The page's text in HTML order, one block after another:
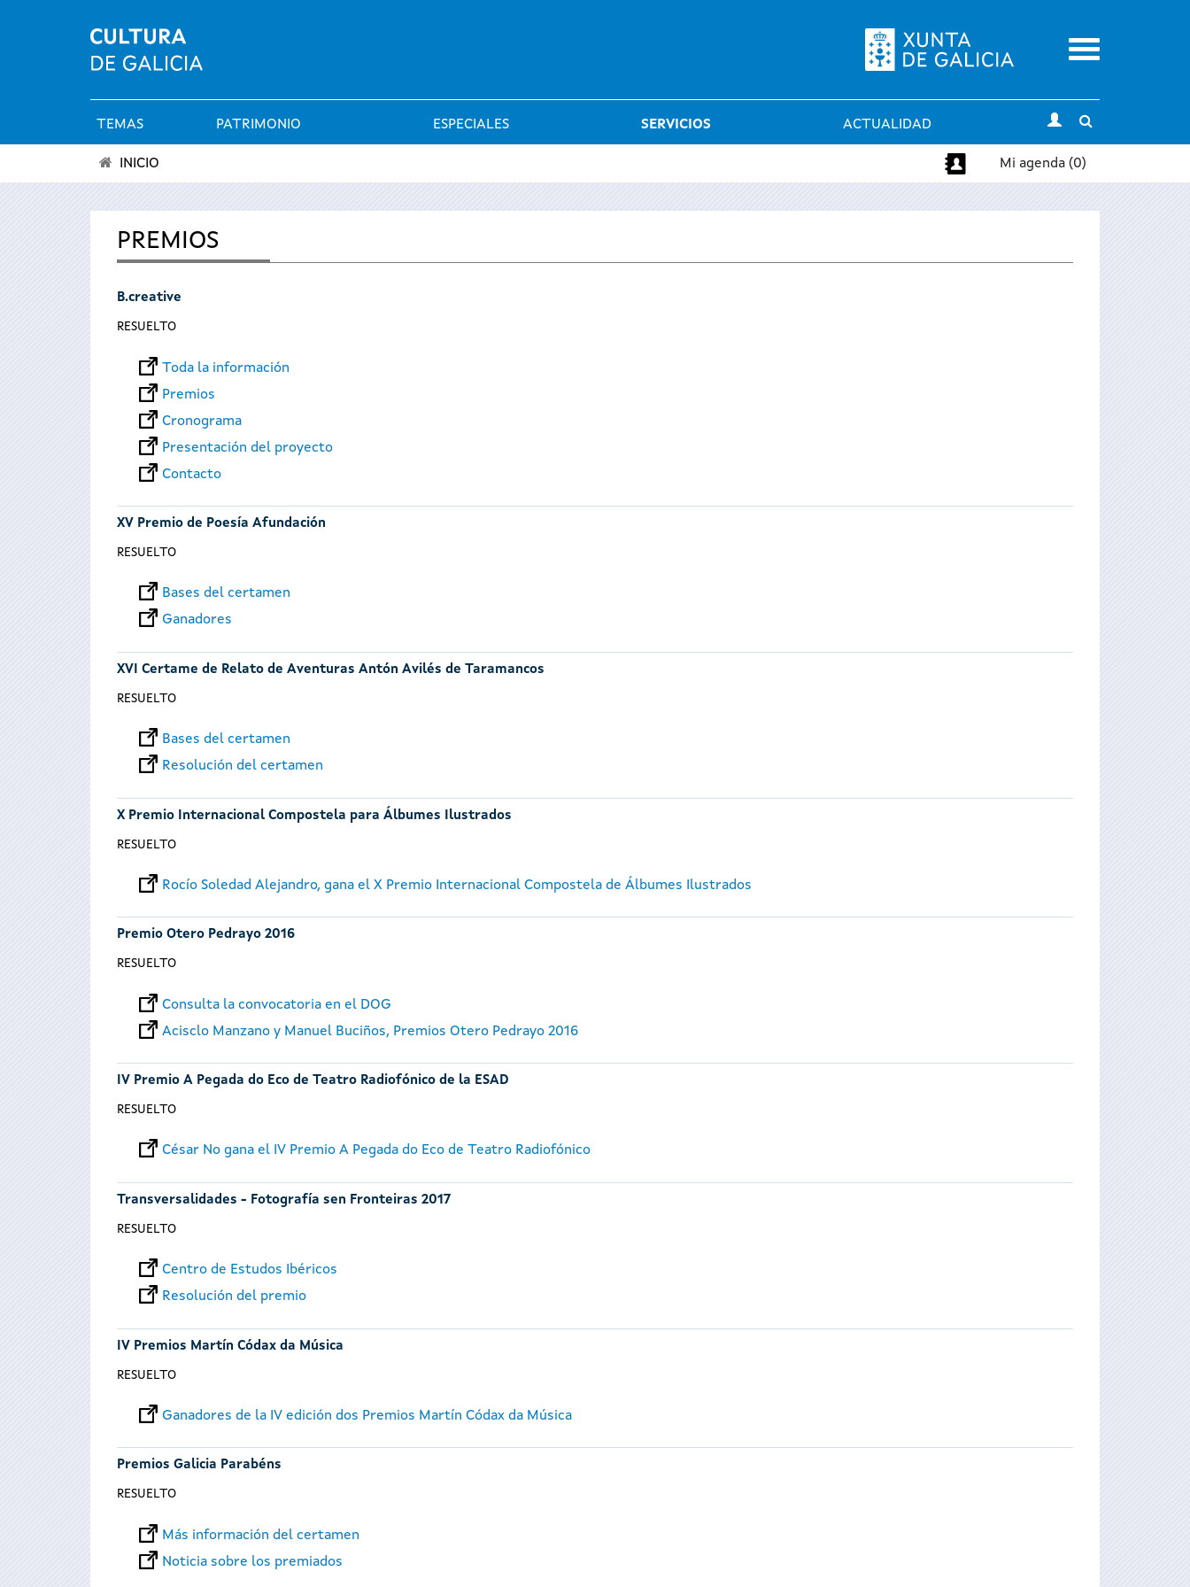
Menu
Menú
principal
TEMAS PATRIMONIO ESPECIALES SERVICIOS ACTUALIDAD
search
encuentra
aquí
INICIO Mi agenda (0)
PREMIOS
B.creative
RESUELTO
Toda la información
Premios
Cronograma
Presentación del proyecto
Contacto
XV Premio de Poesía Afundación
RESUELTO
Bases del certamen
Ganadores
XVI Certame de Relato de Aventuras Antón Avilés de Taramancos
RESUELTO
Bases del certamen
Resolución del certamen
X Premio Internacional Compostela para Álbumes Ilustrados
RESUELTO
Rocío Soledad Alejandro, gana el X Premio Internacional Compostela de Álbumes Ilustrados
Premio Otero Pedrayo 2016
RESUELTO
Consulta la convocatoria en el DOG
Acisclo Manzano y Manuel Buciños, Premios Otero Pedrayo 2016
IV Premio A Pegada do Eco de Teatro Radiofónico de la ESAD
RESUELTO
César No gana el IV Premio A Pegada do Eco de Teatro Radiofónico
Transversalidades - Fotografía sen Fronteiras 2017
RESUELTO
Centro de Estudos Ibéricos
Resolución del premio
IV Premios Martín Códax da Música
RESUELTO
Ganadores de la IV edición dos Premios Martín Códax da Música
Premios Galicia Parabéns
RESUELTO
Más información del certamen
Noticia sobre los premiados